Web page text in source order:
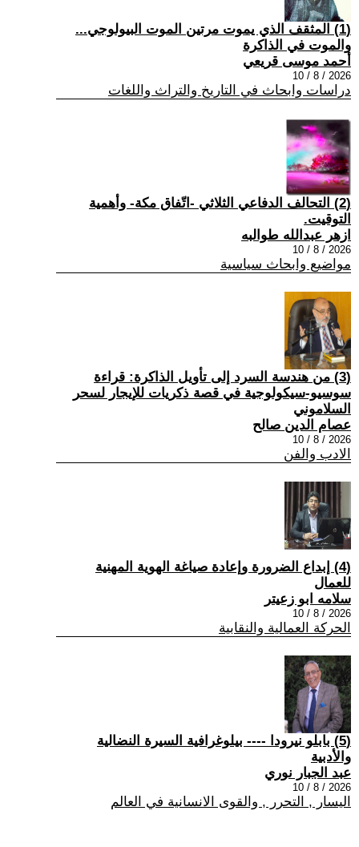
(1) المثقف الذي يموت مرتين الموت البيولوجي...
والموت في الذاكرة
أحمد موسى قريعي
2026 / 8 / 10
دراسات وابحاث في التاريخ والتراث واللغات
(2) التحالف الدفاعي الثلاثي -اتّفاق مكة- وأهمية
التوقيت.
ازهر عبدالله طوالبه
2026 / 8 / 10
مواضيع وابحاث سياسية
(3) من هندسة السرد إلى تأويل الذاكرة: قراءة
سوسيو-سيكولوجية في قصة ذكريات للإيجار لسحر
السلاموني
عصام الدين صالح
2026 / 8 / 10
الادب والفن
(4) إبداع الضرورة وإعادة صياغة الهوية المهنية
للعمال
سلامه ابو زعيتر
2026 / 8 / 10
الحركة العمالية والنقابية
(5) بابلو نيرودا ---- بيلوغرافية السيرة النضالية
والأدبية
عبد الجبار نوري
2026 / 8 / 10
اليسار , التحرر , والقوى الانسانية في العالم